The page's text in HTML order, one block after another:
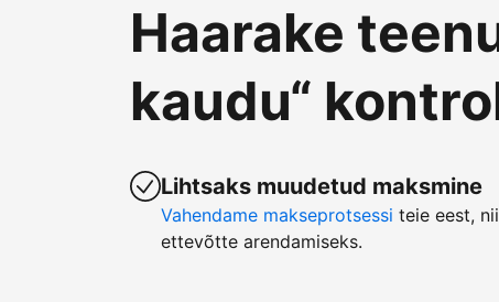
Haarake
kaudu“
Lihtsaks muudetud maksmine
Vahendame makseprotsessi teie eest,
ettevõtte arendamiseks.